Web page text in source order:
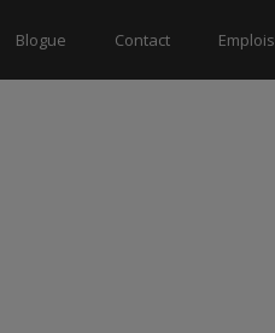
Blogue Contact Emplois